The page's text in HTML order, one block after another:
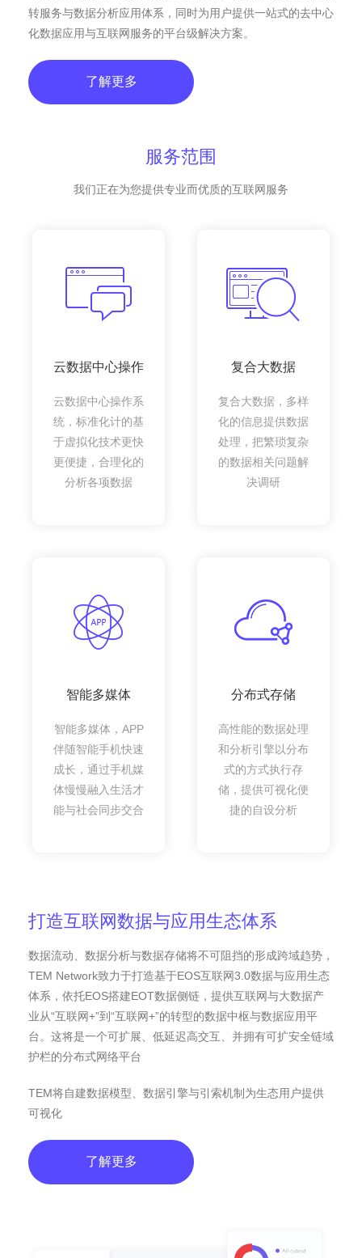
转服务与数据分析应用体系，同时为用户提供一站式的去中心
化数据应用与互联网服务的平台级解决方案。
了解更多
服务范围
我们正在为您提供专业而优质的互联网服务
云数据中心操作
云数据中心操作系
统，标准化计的基
于虚拟化技术更快
更便捷，合理化的
分析各项数据
复合大数据
复合大数据，多样
化的信息提供数据
处理，把繁琐复杂
的数据相关问题解
决调研
智能多媒体
智能多媒体，APP
伴随智能手机快速
成长，通过手机媒
体慢慢融入生活才
能与社会同步交合
分布式存储
高性能的数据处理
和分析引擎以分布
式的方式执行存
储，提供可视化便
捷的自设分析
打造互联网数据与应用生态体系
数据流动、数据分析与数据存储将不可阻挡的形成跨域趋势，
TEM Network致力于打造基于EOS互联网3.0数据与应用生态
体系，依托EOS搭建EOT数据侧链，提供互联网与大数据产
业从“互联网+”到“互联网+”的转型的数据中枢与数据应用平
台。这将是一个可扩展、低延迟高交互、并拥有可扩安全链域
护栏的分布式网络平台
TEM将自建数据模型、数据引擎与引索机制为生态用户提供
可视化
了解更多